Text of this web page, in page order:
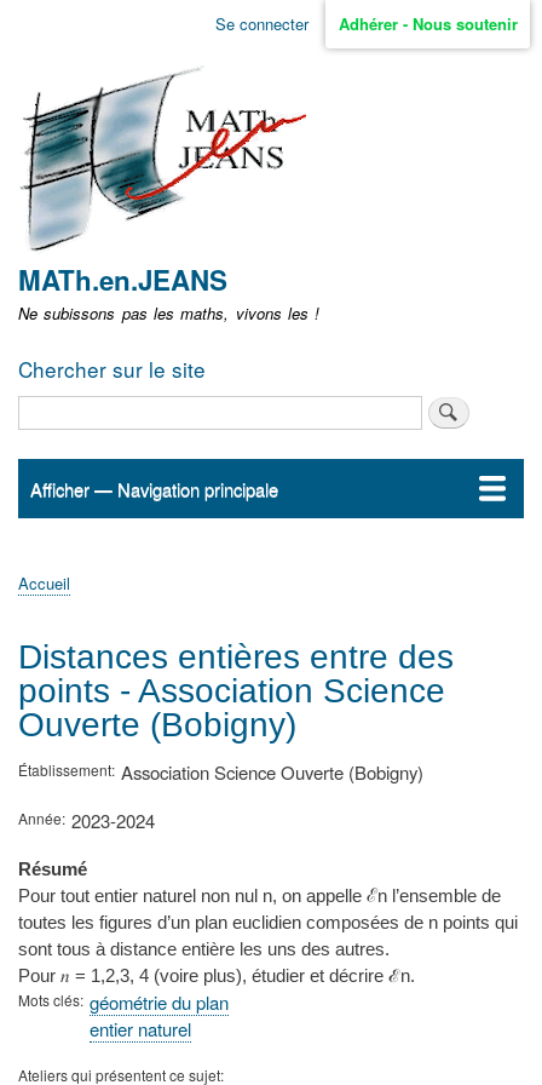
Aller
non
identifié
Se connecter Adhérer - Nous soutenir
MATh.en.JEANS
Ne subissons pas les maths, vivons les !
Chercher sur le site
Navigation
Afficher — Navigation principale
Accueil
ActualitésMATh.en.JEANS ?
Régions et Ateliers
Créer, gérer un atelier
Sujets/Publications
Congrès
d'Ariane
Accueil
Distances entières entre des
points - Association Science
Ouverte (Bobigny)
Établissement Association Science Ouverte (Bobigny)
Année 2023-2024
Résumé
Pour tout entier naturel non nul n, on appelle ℰn l’ensemble de
toutes les figures d’un plan euclidien composées de n points qui
sont tous à distance entière les uns des autres.
Pour 𝑛 = 1,2,3, 4 (voire plus), étudier et décrire ℰn.
Mots clés géométrie du plan
entier naturel
Ateliers qui présentent ce sujet